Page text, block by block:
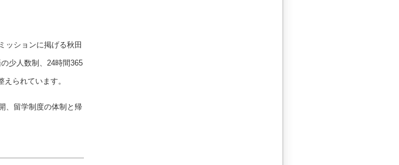
ッションに掲げる秋田
少人数制、24時間365
られています。
、留学制度の体制と帰